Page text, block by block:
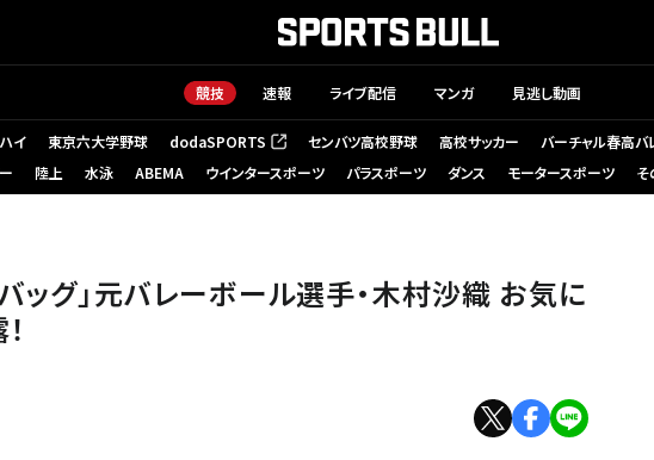
競技 速報 ライブ配信 マンガ 見逃し動画
イ 東京六大学野球 dodaSPORTS
（新しいタブで開く） センバツ高校野球 高校サッカー バーチャル春高バ
陸上 水泳 ABEMA ウインタースポーツ パラスポーツ ダンス モータースポーツ
ッグ」元バレーボール選手・木村沙織 お気に